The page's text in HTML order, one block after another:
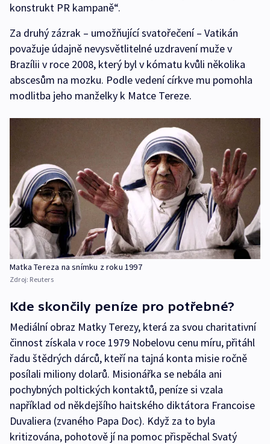
konstrukt PR kampaně“.
Za druhý zázrak – umožňující svatořečení – Vatikán
považuje údajně nevysvětlitelné uzdravení muže v
Brazílii v roce 2008, který byl v kómatu kvůli několika
abscesům na mozku. Podle vedení církve mu pomohla
modlitba jeho manželky k Matce Tereze.
Matka Tereza na snímku z roku 1997
Zdroj: Reuters
Kde skončily peníze pro potřebné?
Mediální obraz Matky Terezy, která za svou charitativní
činnost získala v roce 1979 Nobelovu cenu míru, přitáhl
řadu štědrých dárců, kteří na tajná konta misie ročně
posílali miliony dolarů. Misionářka se nebála ani
pochybných poltických kontaktů, peníze si vzala
například od někdejšího haitského diktátora Francoise
Duvaliera (zvaného Papa Doc). Když za to byla
kritizována, pohotově jí na pomoc přispěchal Svatý